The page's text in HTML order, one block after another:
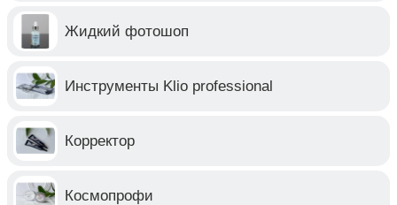
Жидкий фотошоп
Инструменты Klio professional
Корректор
Космопрофи